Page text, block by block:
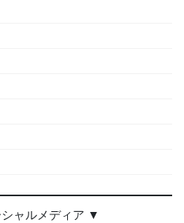
ャルメディア ▼